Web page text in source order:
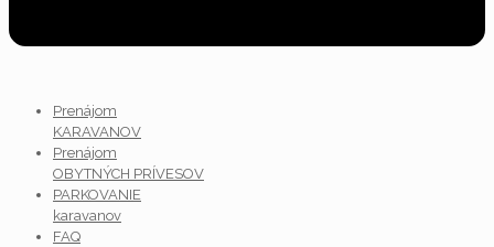
Prenájom
KARAVANOV
Prenájom
OBYTNÝCH PRÍVESOV
PARKOVANIE
karavanov
FAQ